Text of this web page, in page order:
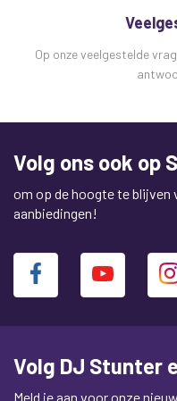
Op onze veelgestelde
Volg ons ook op
om op de hoogte te blijven
aanbiedingen!
Volg DJ Stunter
Meld je aan voor onze